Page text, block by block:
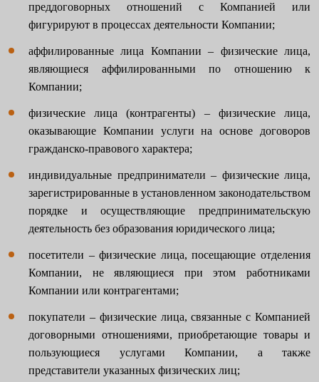
преддоговорных отношений с Компанией или
фигурируют в процессах деятельности Компании;
аффилированные лица Компании – физические лица,
являющиеся аффилированными по отношению к
Компании;
физические лица (контрагенты) – физические лица,
оказывающие Компании услуги на основе договоров
гражданско-правового характера;
индивидуальные предприниматели – физические лица,
зарегистрированные в установленном законодательством
порядке и осуществляющие предпринимательскую
деятельность без образования юридического лица;
посетители – физические лица, посещающие отделения
Компании, не являющиеся при этом работниками
Компании или контрагентами;
покупатели – физические лица, связанные с Компанией
договорными отношениями, приобретающие товары и
пользующиеся услугами Компании, а также
представители указанных физических лиц;